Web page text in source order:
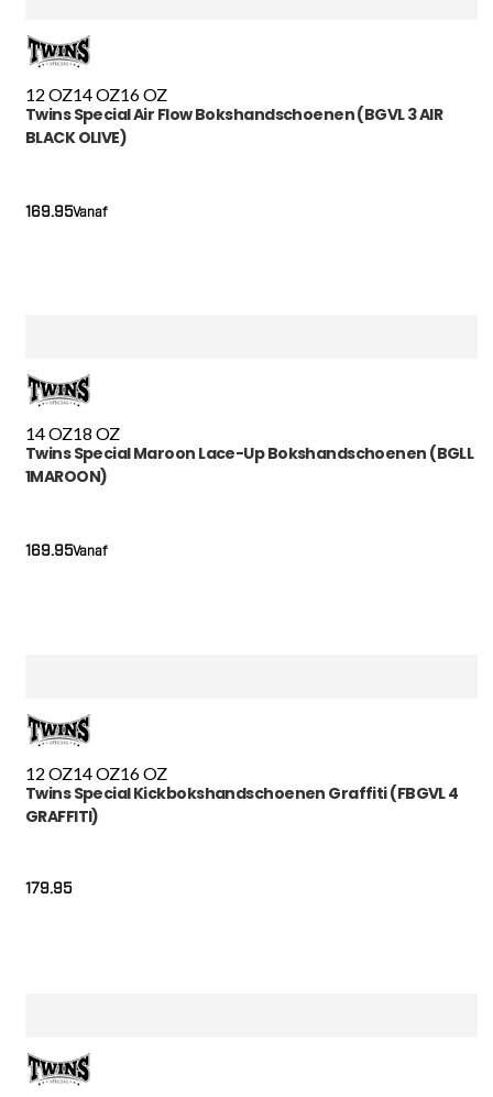
12 OZ14 OZ16 OZ
Twins Special Air Flow Bokshandschoenen (BGVL 3 AIR
BLACK OLIVE)
Vanaf
169.95
14 OZ18 OZ
Twins Special Maroon Lace-Up Bokshandschoenen (BGLL
1MAROON)
Vanaf
169.95
12 OZ14 OZ16 OZ
Twins Special Kickbokshandschoenen Graffiti (FBGVL 4
GRAFFITI)
179.95